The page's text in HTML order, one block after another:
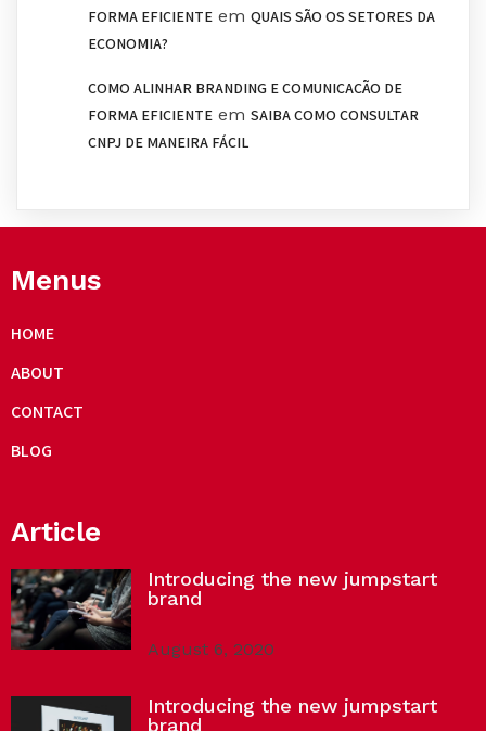
FORMA EFICIENTE em QUAIS SÃO OS SETORES DA
ECONOMIA?
COMO ALINHAR BRANDING E COMUNICAÇÃO DE
FORMA EFICIENTE em SAIBA COMO CONSULTAR
CNPJ DE MANEIRA FÁCIL
Menus
HOME
ABOUT
CONTACT
BLOG
Article
Introducing the new jumpstart
brand
August 6, 2020
Introducing the new jumpstart
brand